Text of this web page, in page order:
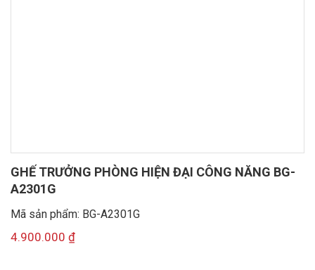
GHẾ TRƯỞNG PHÒNG HIỆN ĐẠI CÔNG NĂNG BG-
A2301G
Mã sản phẩm: BG-A2301G
4.900.000 ₫